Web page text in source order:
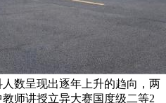
数呈现出逐年上升的趋向，两
师讲授立异大赛国度级二等2